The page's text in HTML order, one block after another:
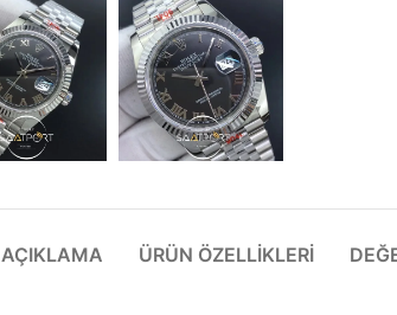
AÇIKLAMA ÜRÜN ÖZELLIKLERI